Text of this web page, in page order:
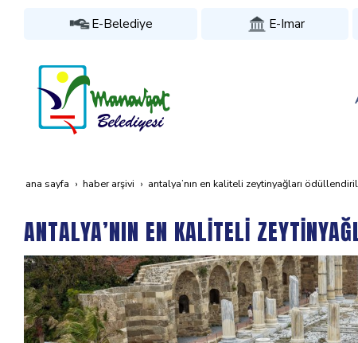
E-Belediye E-Imar
ana sayfa haber arşivi antalya’nin en kali̇teli̇ zeyti̇nyağlari
ANTALYA’NIN EN KALİTELİ